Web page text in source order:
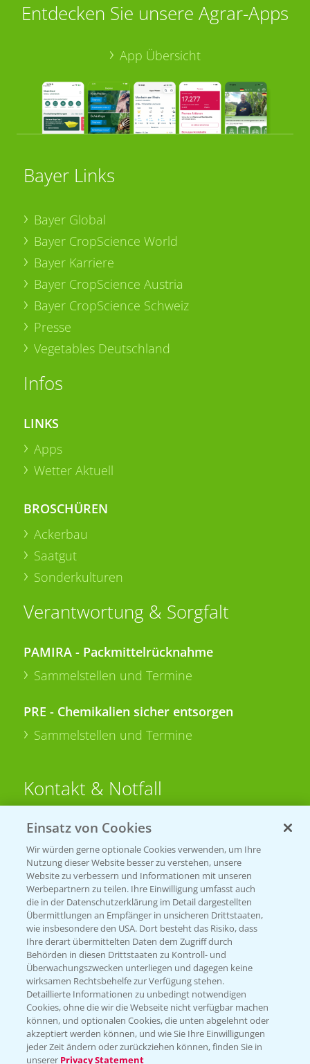
Entdecken Sie unsere Agrar-Apps
App Übersicht
Bayer Links
Bayer Global
Bayer CropScience World
Bayer Karriere
Bayer CropScience Austria
Bayer CropScience Schweiz
Presse
Vegetables Deutschland
Infos
LINKS
Apps
Wetter Aktuell
BROSCHÜREN
Ackerbau
Saatgut
Sonderkulturen
Verantwortung & Sorgfalt
PAMIRA - Packmittelrücknahme
Sammelstellen und Termine
PRE - Chemikalien sicher entsorgen
Sammelstellen und Termine
Kontakt & Notfall
Beratung auf WhatsApp
T.+49 (0)174 346 564 1
KONTAKT
Hilfe in Notfällen
T.+49 (0)214/30-20220
Folgen Sie uns
Einsatz von Cookies
Wir würden gerne optionale Cookies verwenden, um Ihre
Nutzung dieser Website besser zu verstehen, unsere
Website zu verbessern und Informationen mit unseren
Werbepartnern zu teilen. Ihre Einwilligung umfasst auch
die in der Datenschutzerklärung im Detail dargestellten
Übermittlungen an Empfänger in unsicheren Drittstaaten,
wie insbesondere den USA. Dort besteht das Risiko, dass
Ihre derart übermittelten Daten dem Zugriff durch
Behörden in diesen Drittstaaten zu Kontroll- und
Überwachungszwecken unterliegen und dagegen keine
wirksamen Rechtsbehelfe zur Verfügung stehen.
Detaillierte Informationen zu unbedingt notwendigen
Cookies, ohne die wir die Webseite nicht verfügbar machen
können, und optionalen Cookies, die unten abgelehnt oder
akzeptiert werden können, und wie Sie Ihre Einwilligungen
jeder Zeit ändern oder zurückziehen können, finden Sie in
unserer Privacy Statement